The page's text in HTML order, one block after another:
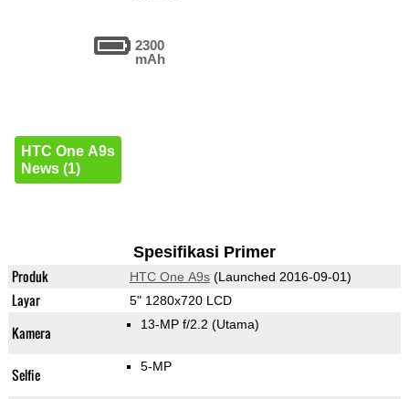
2300
mAh
HTC One A9s
News (1)
Spesifikasi Primer
Produk HTC One A9s(Launched 2016-09-01)
Layar 5" 1280x720 LCD
Kamera 13-MP f/2.2 (Utama)
Selfie 5-MP